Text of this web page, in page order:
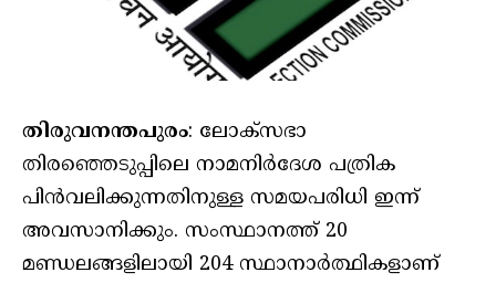
തിരുവനന്തപുരം: ലോക്സഭാ
തിരഞ്ഞെടുപ്പിലെ നാമനിർദേശ പത്രിക
പിൻവലിക്കുന്നതിനുള്ള സമയപരിധി ഇന്ന്
അവസാനിക്കും. സംസ്ഥാനത്ത് 20
മണ്ഡലങ്ങളിലായി 204 സ്ഥാനാര്‍ത്ഥികളാണ്